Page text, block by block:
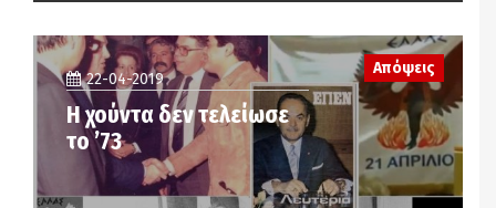
22-04-2019
Η χούντα δεν τελείωσε
το ’73
Απόψεις